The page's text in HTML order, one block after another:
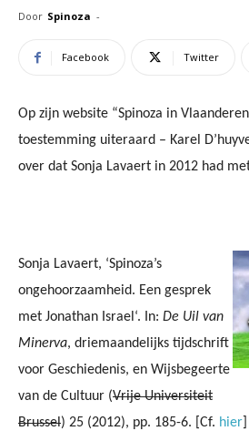
Door Spinoza -
Facebook Twitter
Op zijn website “Spinoza in
toestemming uiteraard – Karel
over dat Sonja Lavaert in 2012 had
Sonja Lavaert, ‘Spinoza’s
ongehoorzaamheid. Een gesprek
met Jonathan Israel‘. In: De Uil van
Minerva, driemaandelijks tijdschrift
voor Geschiedenis, en Wijsbegeerte
van de Cultuur (Vrije Universiteit
Brussel) 25 (2012), pp. 185-6. [Cf. hier